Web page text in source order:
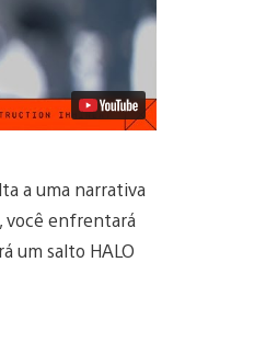
a uma narrativa
você enfrentará
um salto HALO